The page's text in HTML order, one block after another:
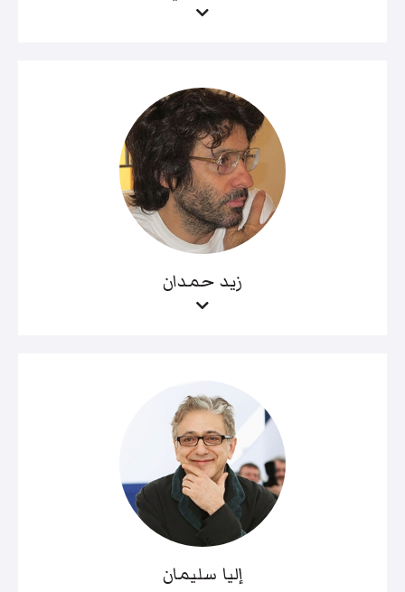
زيد حمدان
إليا سليمان